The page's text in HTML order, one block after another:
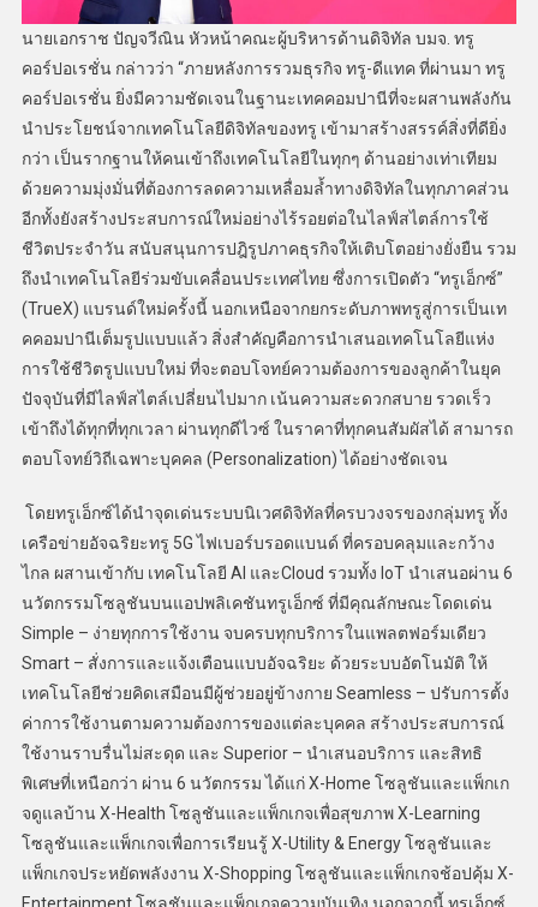
นายเอกราช ปัญจวีณิน หัวหน้าคณะผู้บริหารด้านดิจิทัล บมจ. ทรู
คอร์ปอเรชั่น กล่าวว่า “ภายหลังการรวมธุรกิจ ทรู-ดีแทค ที่ผ่านมา ทรู
คอร์ปอเรชั่น ยิ่งมีความชัดเจนในฐานะเทคคอมปานีที่จะผสานพลังกัน
นำประโยชน์จากเทคโนโลยีดิจิทัลของทรู เข้ามาสร้างสรรค์สิ่งที่ดียิ่ง
กว่า เป็นรากฐานให้คนเข้าถึงเทคโนโลยีในทุกๆ ด้านอย่างเท่าเทียม
ด้วยความมุ่งมั่นที่ต้องการลดความเหลื่อมล้ำทางดิจิทัลในทุกภาคส่วน
อีกทั้งยังสร้างประสบการณ์ใหม่อย่างไร้รอยต่อในไลฟ์สไตล์การใช้
ชีวิตประจำวัน สนับสนุนการปฎิรูปภาคธุรกิจให้เติบโตอย่างยั่งยืน รวม
ถึงนำเทคโนโลยีร่วมขับเคลื่อนประเทศไทย ซึ่งการเปิดตัว “ทรูเอ็กซ์”
(TrueX) แบรนด์ใหม่ครั้งนี้ นอกเหนือจากยกระดับภาพทรูสู่การเป็นเท
คคอมปานีเต็มรูปแบบแล้ว สิ่งสำคัญคือการนำเสนอเทคโนโลยีแห่ง
การใช้ชีวิตรูปแบบใหม่ ที่จะตอบโจทย์ความต้องการของลูกค้าในยุค
ปัจจุบันที่มีไลฟ์สไตล์เปลี่ยนไปมาก เน้นความสะดวกสบาย รวดเร็ว
เข้าถึงได้ทุกที่ทุกเวลา ผ่านทุกดีไวซ์ ในราคาที่ทุกคนสัมผัสได้ สามารถ
ตอบโจทย์วิถีเฉพาะบุคคล (Personalization) ได้อย่างชัดเจน
โดยทรูเอ็กซ์ได้นำจุดเด่นระบบนิเวศดิจิทัลที่ครบวงจรของกลุ่มทรู ทั้ง
เครือข่ายอัจฉริยะทรู 5G ไฟเบอร์บรอดแบนด์ ที่ครอบคลุมและกว้าง
ไกล ผสานเข้ากับ เทคโนโลยี AI และCloud รวมทั้ง IoT นำเสนอผ่าน 6
นวัตกรรมโซลูชันบนแอปพลิเคชันทรูเอ็กซ์ ที่มีคุณลักษณะโดดเด่น
Simple – ง่ายทุกการใช้งาน จบครบทุกบริการในแพลตฟอร์มเดียว
Smart – สั่งการและแจ้งเตือนแบบอัจฉริยะ ด้วยระบบอัตโนมัติ ให้
เทคโนโลยีช่วยคิดเสมือนมีผู้ช่วยอยู่ข้างกาย Seamless – ปรับการตั้ง
ค่าการใช้งานตามความต้องการของแต่ละบุคคล สร้างประสบการณ์
ใช้งานราบรื่นไม่สะดุด และ Superior – นำเสนอบริการ และสิทธิ
พิเศษที่เหนือกว่า ผ่าน 6 นวัตกรรม ได้แก่ X-Home โซลูชันและแพ็กเก
จดูแลบ้าน X-Health โซลูชันและแพ็กเกจเพื่อสุขภาพ X-Learning
โซลูชันและแพ็กเกจเพื่อการเรียนรู้ X-Utility & Energy โซลูชันและ
แพ็กเกจประหยัดพลังงาน X-Shopping โซลูชันและแพ็กเกจช้อปคุ้ม X-